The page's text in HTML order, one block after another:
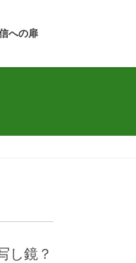
への扉
し鏡？